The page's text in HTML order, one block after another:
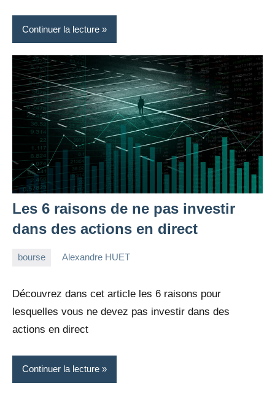
Continuer la lecture
Les 6 raisons de ne pas investir
dans des actions en direct
bourse
2022
Alexandre HUET
Découvrez dans cet article les 6 raisons pour
lesquelles vous ne devez pas investir dans des
actions en direct
Continuer la lecture